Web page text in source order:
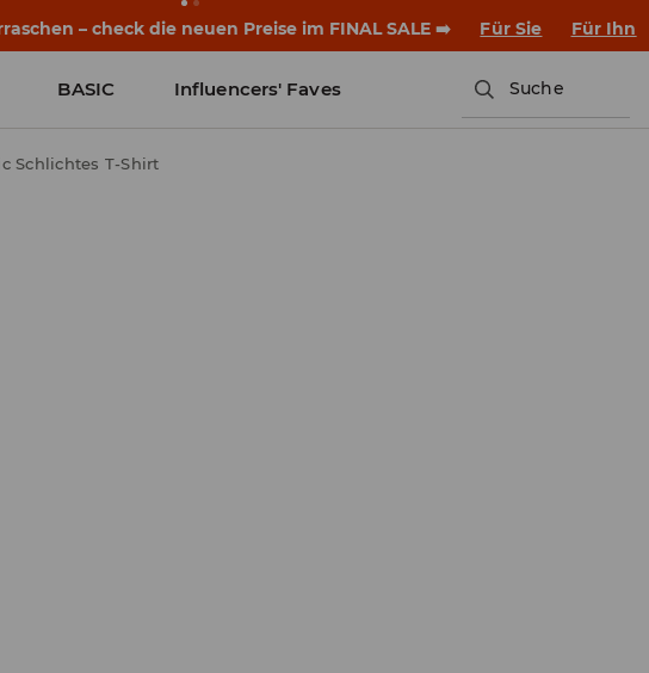
vor dem ersten Klingeln. Starte mit einem neuen Outfit ins Schuljahr!
BASIC Influencers' Faves Suche
Schlichtes T-Shirt